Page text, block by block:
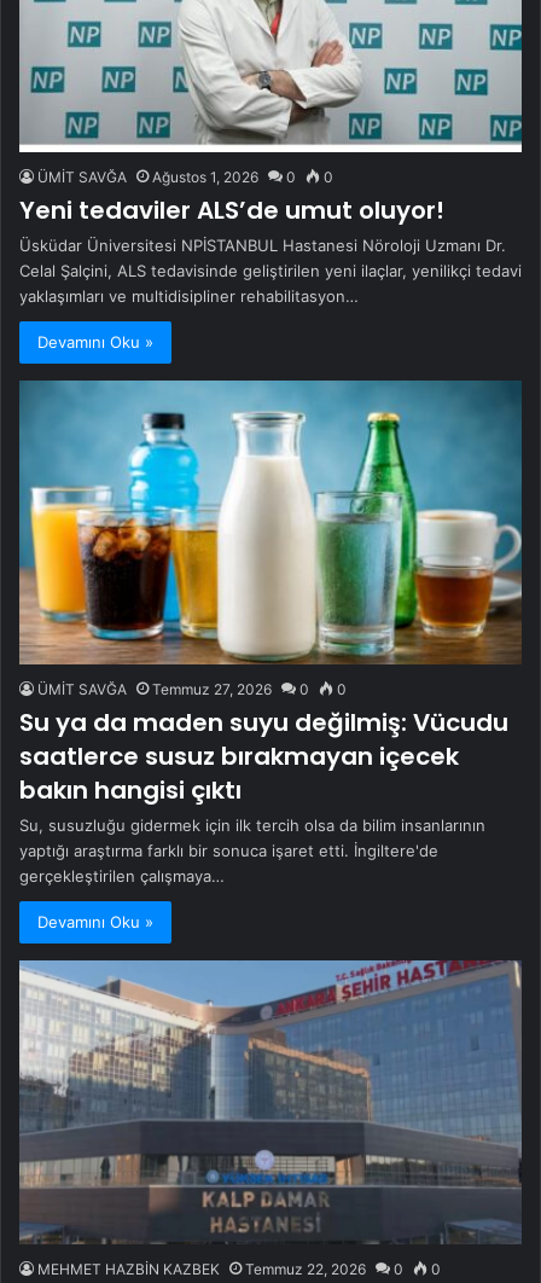
ÜMİT SAVĞA Ağustos 1, 2026 0 0
Yeni tedaviler ALS’de umut oluyor!
Üsküdar Üniversitesi NPİSTANBUL Hastanesi Nöroloji Uzmanı Dr.
Celal Şalçini, ALS tedavisinde geliştirilen yeni ilaçlar, yenilikçi tedavi
yaklaşımları ve multidisipliner rehabilitasyon…
Devamını Oku »
ÜMİT SAVĞA Temmuz 27, 2026 0 0
Su ya da maden suyu değilmiş: Vücudu
saatlerce susuz bırakmayan içecek
bakın hangisi çıktı
Su, susuzluğu gidermek için ilk tercih olsa da bilim insanlarının
yaptığı araştırma farklı bir sonuca işaret etti. İngiltere'de
gerçekleştirilen çalışmaya…
Devamını Oku »
MEHMET HAZBİN KAZBEK Temmuz 22, 2026 0 0